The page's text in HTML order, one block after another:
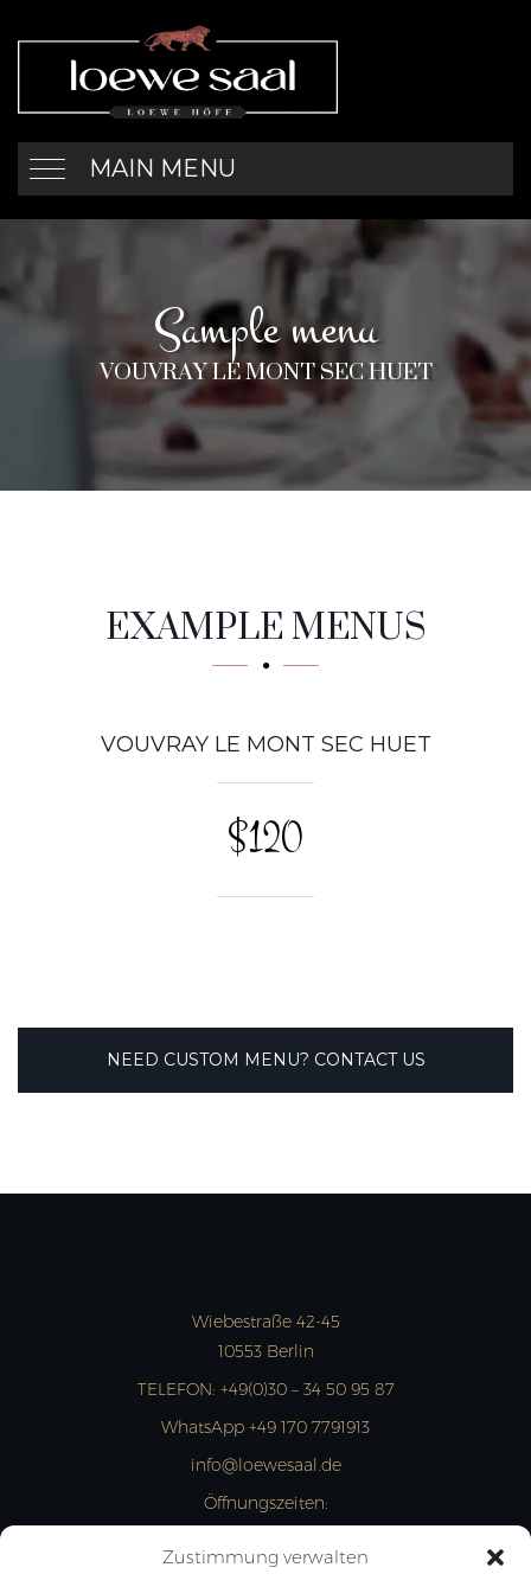
Zustimmung verwalten
MAIN MENU
Sample menu
VOUVRAY LE MONT SEC HUET
EXAMPLE MENUS
VOUVRAY LE MONT SEC HUET
$120
NEED CUSTOM MENU? CONTACT US
Wiebestraße 42-45
10553 Berlin
TELEFON: +49(0)30 – 34 50 95 87
WhatsApp +49 170 7791913
info@loewesaal.de
Öffnungszeiten: